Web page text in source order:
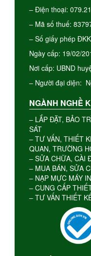
– Điện thoại:
– Mã số thuế:
– Số giấy phép
Ngày cấp: 19/02/
Nơi cấp: UBND
– Người đại diện:
NGÀNH NGHỀ
– LẮP ĐẶT, BẢO
SÁT
– TƯ VẤN, THIẾT
QUAN, TRƯỜNG
– SỬA CHỮA, CÀI
– MUA BÁN, SỬA
– NẠP MỰC MÁY
– CUNG CẤP
– TƯ VẤN THIẾT